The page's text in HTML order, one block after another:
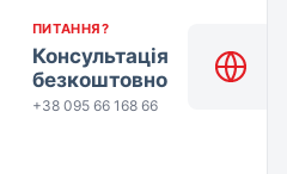
ПИТАННЯ?
Консультація
безкоштовно
+38 095 66 168 66